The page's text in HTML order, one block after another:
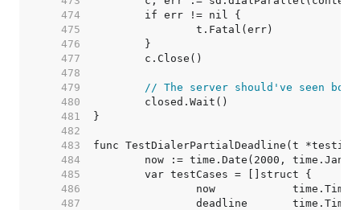
   474
   475
   476
   477
   478
   479
// The server should've seen both
   480
   481
   482
   483
   484
   485
   486
   487